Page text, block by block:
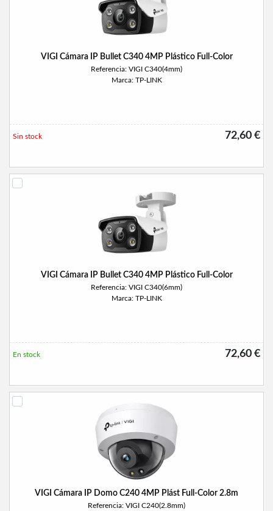
VIGI Cámara IP Bullet C340 4MP Plástico Full-Color
Referencia: VIGI C340(4mm)
Marca: TP-LINK
72,60 €
Sin stock
VIGI Cámara IP Bullet C340 4MP Plástico Full-Color
Referencia: VIGI C340(6mm)
Marca: TP-LINK
72,60 €
En stock
VIGI Cámara IP Domo C240 4MP Plást Full-Color 2.8m
Referencia: VIGI C240(2.8mm)